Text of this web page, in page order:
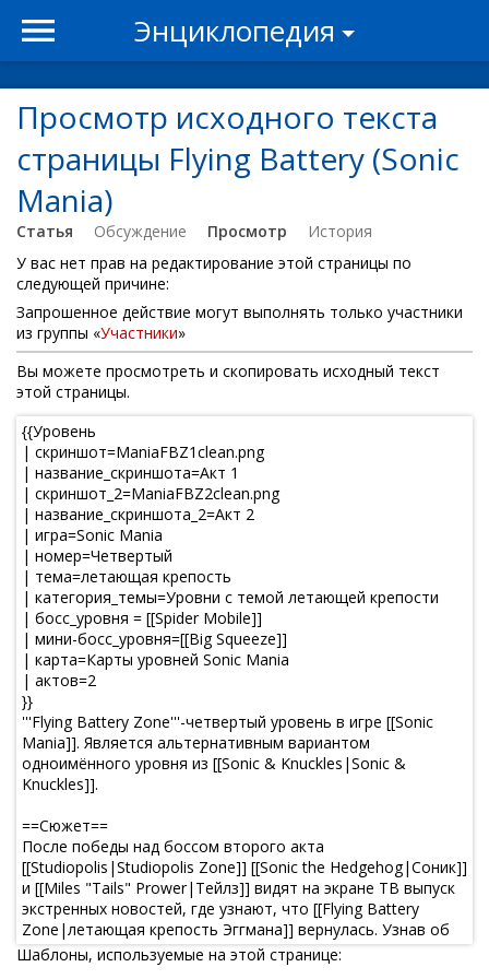
Энциклопедия
Просмотр исходного текста
страницы Flying Battery (Sonic
Mania)
Статья Обсуждение Просмотр
История
У вас нет прав на редактирование этой страницы по
следующей причине:
Запрошенное действие могут выполнять только участники
из группы «Участники»
Вы можете просмотреть и скопировать исходный текст
этой страницы.
Шаблоны, используемые на этой странице: